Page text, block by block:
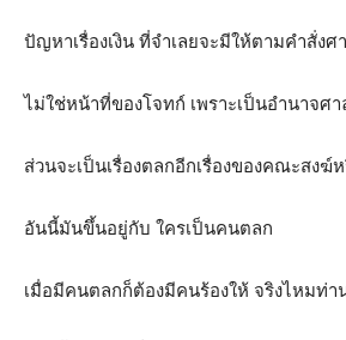
ปัญหาเรื่องเงิน ที่จำเลยจะมีให้ตามคำสั่งศ
ไม่ใช่หน้าที่ของโจทก์ เพราะเป็นอำนาจศา
ส่วนจะเป็นเรื่องตลกอีกเรื่องของคณะสงฆ์
อันนี้มันขึ้นอยู่กับ ใครเป็นคนตลก
เมื่อมีคนตลกก็ต้องมีคนร้องให้ จริงไหมท่า